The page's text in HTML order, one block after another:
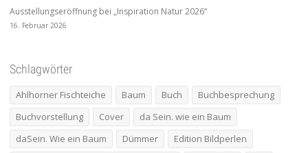
Ausstellungseröffnung bei „Inspiration Natur 2026“
16. Februar 2026
Schlagwörter
Ahlhorner Fischteiche Baum Buch
Buchbesprechung
Buchvorstellung
Cover
da Sein. wie ein Baum
daSein. Wie ein Baum
Dümmer
Edition Bildperlen